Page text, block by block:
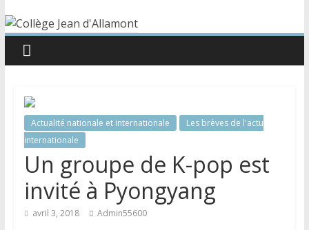
Actualité nationale et internationale
Les brèves de l'actu
internationale
Un groupe de K-pop est
invité à Pyongyang
avril 3, 2018 Admin55600